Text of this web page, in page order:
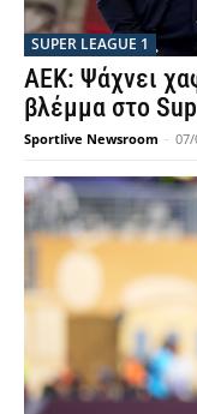
SUPER LEAGUE 1
ΑΕΚ: Ψάχνει
βλέμμα στο
Sportlive Newsroom - 07/